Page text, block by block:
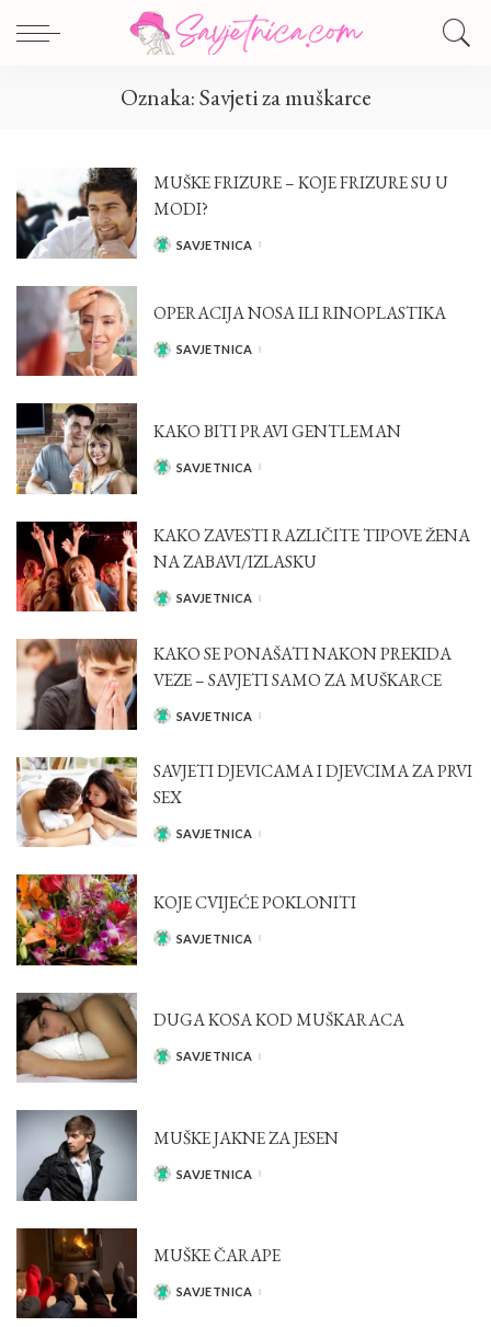
Oznaka:Savjeti za muškarce
MUŠKE FRIZURE – KOJE FRIZURE SU U
MODI?
POSTED
SAVJETNICA
OPERACIJA NOSA ILI RINOPLASTIKA
POSTED
SAVJETNICA
KAKO BITI PRAVI GENTLEMAN
POSTED
SAVJETNICA
KAKO ZAVESTI RAZLIČITE TIPOVE ŽENA
NA ZABAVI/IZLASKU
POSTED
SAVJETNICA
KAKO SE PONAŠATI NAKON PREKIDA
VEZE – SAVJETI SAMO ZA MUŠKARCE
POSTED
SAVJETNICA
SAVJETI DJEVICAMA I DJEVCIMA ZA PRVI
SEX
POSTED
SAVJETNICA
KOJE CVIJEĆE POKLONITI
POSTED
SAVJETNICA
DUGA KOSA KOD MUŠKARACA
POSTED
SAVJETNICA
MUŠKE JAKNE ZA JESEN
POSTED
SAVJETNICA
MUŠKE ČARAPE
POSTED
SAVJETNICA